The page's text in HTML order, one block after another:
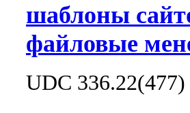
шаблоны
файловые
UDC 336.22(477)